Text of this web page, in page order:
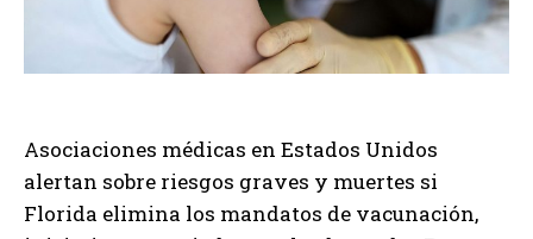
Asociaciones médicas en Estados Unidos
alertan sobre riesgos graves y muertes si
Florida elimina los mandatos de vacunación,